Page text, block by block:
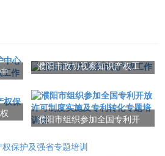
濮阳市政协视察知识产权工
濮阳市组织参加全国专利开
专题培训班
保护及强省专题培训